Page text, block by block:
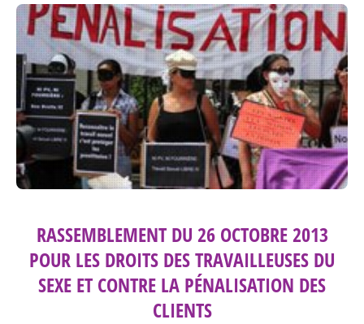
RASSEMBLEMENT DU 26 OCTOBRE 2013
POUR LES DROITS DES TRAVAILLEUSES DU
SEXE ET CONTRE LA PÉNALISATION DES
CLIENTS